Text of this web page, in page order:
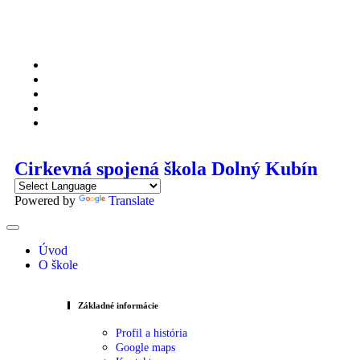
Cirkevná spojená škola Dolný Kubín
Powered by Translate
Úvod
O škole
Základné informácie
Profil a história
Google maps